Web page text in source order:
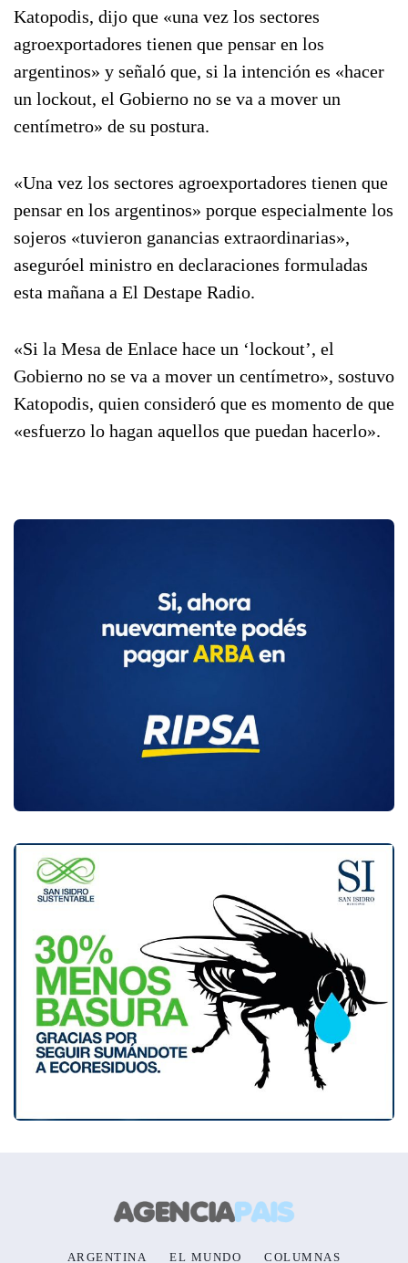
Katopodis, dijo que «una vez los sectores
agroexportadores tienen que pensar en los
argentinos» y señaló que, si la intención es «hacer
un lockout, el Gobierno no se va a mover un
centímetro» de su postura.
«Una vez los sectores agroexportadores tienen que
pensar en los argentinos» porque especialmente los
sojeros «tuvieron ganancias extraordinarias»,
aseguróel ministro en declaraciones formuladas
esta mañana a El Destape Radio.
«Si la Mesa de Enlace hace un ‘lockout’, el
Gobierno no se va a mover un centímetro», sostuvo
Katopodis, quien consideró que es momento de que
«esfuerzo lo hagan aquellos que puedan hacerlo».
ARGENTINA EL MUNDO COLUMNAS